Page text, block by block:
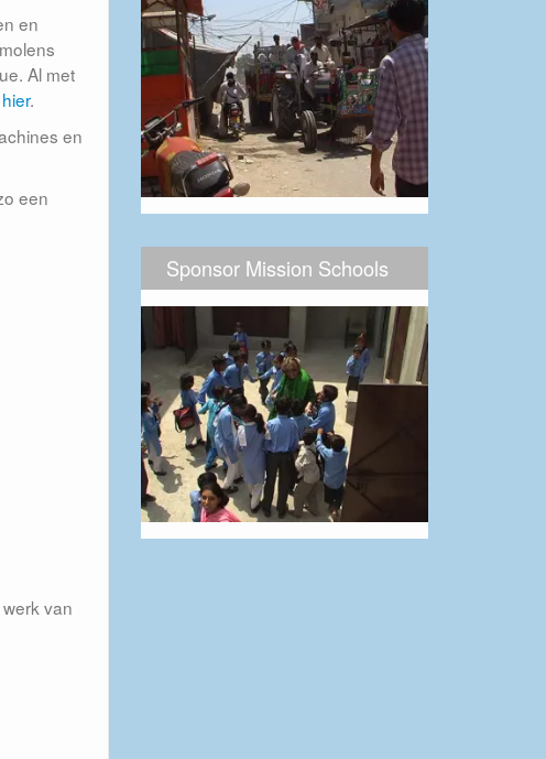
en
Al met
.
en
een
van
Sponsor Mission Schools